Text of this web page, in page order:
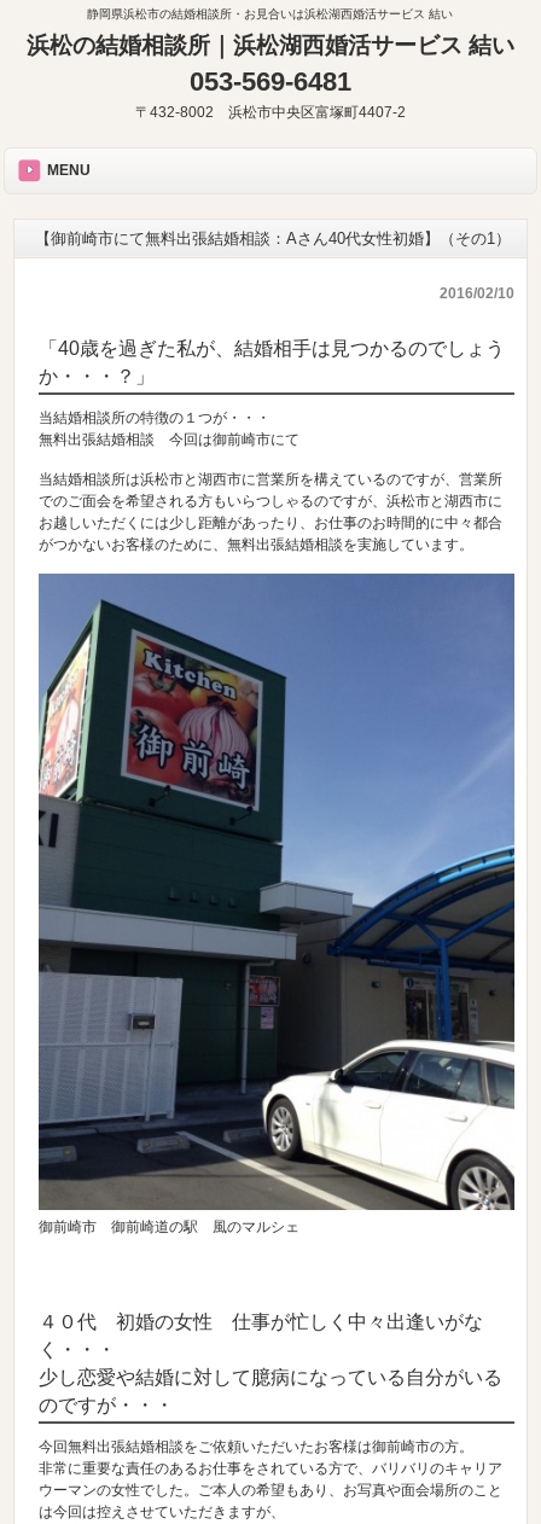
静岡県浜松市の結婚相談所・お見合いは浜松湖西婚活サービス 結い
浜松の結婚相談所｜浜松湖西婚活サービス 結い
053-569-6481
〒432-8002 浜松市中央区富塚町4407-2
MENU
【御前崎市にて無料出張結婚相談：Aさん40代女性初婚】（その1）
2016/02/10
「40歳を過ぎた私が、結婚相手は見つかるのでしょう
か・・・？」
当結婚相談所の特徴の１つが・・・
無料出張結婚相談 今回は御前崎市にて
当結婚相談所は浜松市と湖西市に営業所を構えているのですが、営業所
でのご面会を希望される方もいらつしゃるのですが、浜松市と湖西市に
お越しいただくには少し距離があったり、お仕事のお時間的に中々都合
がつかないお客様のために、無料出張結婚相談を実施しています。
御前崎市 御前崎道の駅 風のマルシェ
４０代 初婚の女性 仕事が忙しく中々出逢いがな
く・・・
少し恋愛や結婚に対して臆病になっている自分がいる
のですが・・・
今回無料出張結婚相談をご依頼いただいたお客様は御前崎市の方。
非常に重要な責任のあるお仕事をされている方で、バリバリのキャリア
ウーマンの女性でした。ご本人の希望もあり、お写真や面会場所のこと
は今回は控えさせていただきますが、